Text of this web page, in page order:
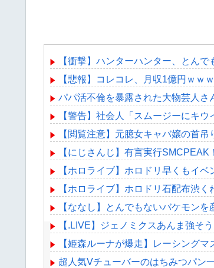
【衝撃】ハンターハンター、とん
【悲報】コレコレ、月収1億円ｗ
パパ活不倫を暴露された大物芸人さ
【警告】社会人「スムージーにキ
【閲覧注意】元臆女キャバ嬢の首
【にじさんじ】有言実行
【ホロライブ】ホロドリ早くもイ
【ホロライブ】ホロドリ石配布渋く
【ななし】とんでもないバケモン
【.LIVE】ジェノミクスあんま強そ
【姫森ルーナが爆走】レーシング
超人気Vチューバーのはちみつパン